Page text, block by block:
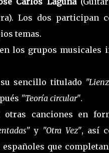
Los dos participan
temas.
los grupos musicales
sencillo titulado
"Teoría circular".
otras canciones en
y"Otra Vez", así
que